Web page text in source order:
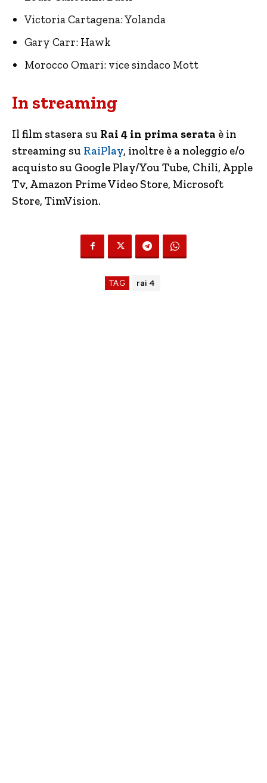
Victoria Cartagena: Yolanda
Gary Carr: Hawk
Morocco Omari: vice sindaco Mott
In streaming
Il film stasera su Rai 4 in prima serata è in
streaming su RaiPlay, inoltre è a noleggio e/o
acquisto su Google Play/You Tube, Chili, Apple
Tv, Amazon Prime Video Store, Microsoft
Store, TimVision.
TAG rai 4